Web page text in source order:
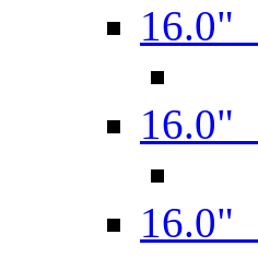
16.0"
16.0"
16.0"